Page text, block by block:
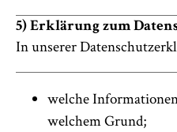
5) Erklärung zum
In unserer
welche
welchem Grund;